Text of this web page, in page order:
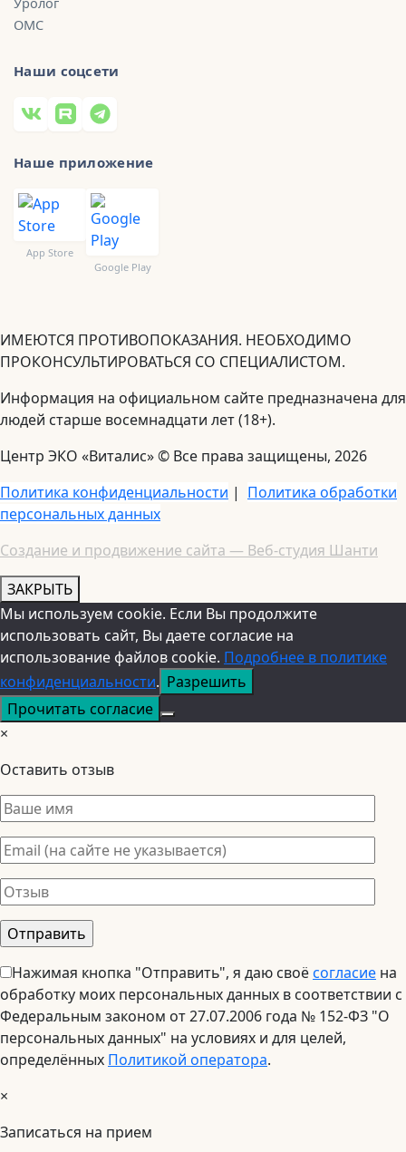
ОМС
Наши соцсети
Наше приложение
App Store
Google Play
ИМЕЮТСЯ ПРОТИВОПОКАЗАНИЯ. НЕОБХОДИМО
ПРОКОНСУЛЬТИРОВАТЬСЯ СО СПЕЦИАЛИСТОМ.
Информация на официальном сайте предназначена для
людей старше восемнадцати лет (18+).
Центр ЭКО «Виталис» © Все права защищены, 2026
Политика конфиденциальности | Политика обработки
персональных данных
Создание и продвижение сайта — Веб-студия Шанти
ЗАКРЫТЬ
Мы используем cookie. Если Вы продолжите
использовать сайт, Вы даете согласие на
использование файлов cookie. Подробнее в политике
конфиденциальности. Разрешить
Прочитать согласие
×
Оставить отзыв
Нажимая кнопка "Отправить", я даю своёсогласие на
обработку моих персональных данных в соответствии с
Федеральным законом от 27.07.2006 года № 152-ФЗ "О
персональных данных" на условиях и для целей,
определённых Политикой оператора.
×
Записаться на прием